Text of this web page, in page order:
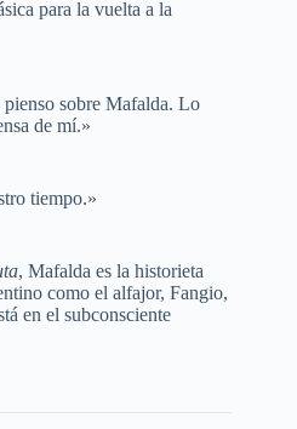
para la vuelta a la
sobre Mafalda. Lo
de mí.»
tiempo.»
, Mafalda es la historieta
como el alfajor, Fangio,
en el subconsciente